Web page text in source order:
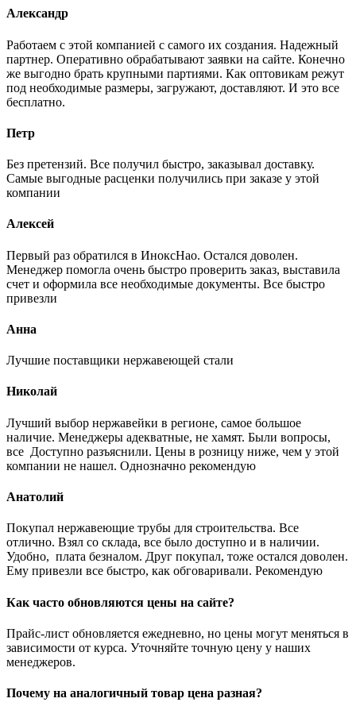
Александр
Работаем с этой компанией с самого их создания. Надежный
партнер. Оперативно обрабатывают заявки на сайте. Конечно
же выгодно брать крупными партиями. Как оптовикам режут
под необходимые размеры, загружают, доставляют. И это все
бесплатно.
Петр
Без претензий. Все получил быстро, заказывал доставку.
Самые выгодные расценки получились при заказе у этой
компании
Алексей
Первый раз обратился в ИноксНао. Остался доволен.
Менеджер помогла очень быстро проверить заказ, выставила
счет и оформила все необходимые документы. Все быстро
привезли
Анна
Лучшие поставщики нержавеющей стали
Николай
Лучший выбор нержавейки в регионе, самое большое
наличие. Менеджеры адекватные, не хамят. Были вопросы,
все Доступно разъяснили. Цены в розницу ниже, чем у этой
компании не нашел. Однозначно рекомендую
Анатолий
Покупал нержавеющие трубы для строительства. Все
отлично. Взял со склада, все было доступно и в наличии.
Удобно, плата безналом. Друг покупал, тоже остался доволен.
Ему привезли все быстро, как обговаривали. Рекомендую
Как часто обновляются цены на сайте?
Прайс-лист обновляется ежедневно, но цены могут меняться в
зависимости от курса. Уточняйте точную цену у наших
менеджеров.
Почему на аналогичный товар цена разная?